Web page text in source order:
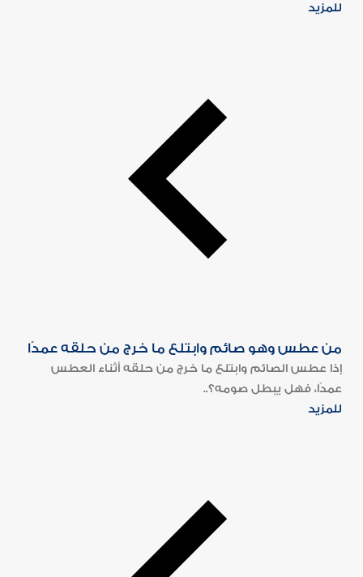
للمزيد
من عطس وهو صائم وابتلع ما خرج من حلقه عمدًا
إذا عطس الصائم وابتلع ما خرج من حلقه أثناء العطس
عمدًا، فهل يبطل صومه؟..
للمزيد